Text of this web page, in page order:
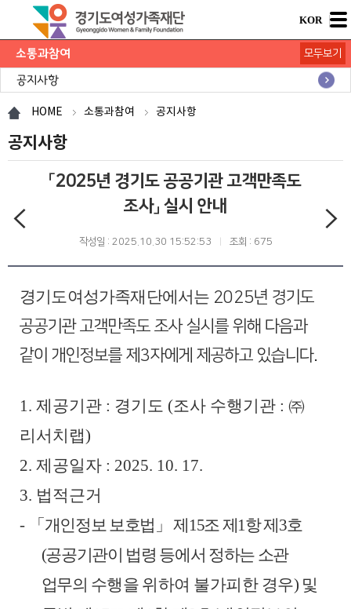
KOR
소통과참여
공지사항
채용공고
모집/행사
카드뉴스
언론보도
도민의 의견
재단 간행물
모두보기
HOME 소통과참여 공지사항
공지사항
「2025년 경기도 공공기관 고객만족도
조사」 실시 안내
작성일 : 2025.10.30 15:52:53 조회 : 675
경기도여성가족재단에서는 2025년 경기도
공공기관 고객만족도 조사 실시를 위해 다음과
같이 개인정보를 제 3자에게 제공하고 있습니다.
1. 제공기관 : 경기도 (조사 수행기관 : ㈜
리서치랩)
2. 제공일자 : 2025. 10. 17.
3. 법적근거
-
「 개인정보 보호법 」제15조 제1항 제3호
(공공기관이 법령 등에서 정하는 소관
업무의 수행을 위하여 불가피한 경우) 및